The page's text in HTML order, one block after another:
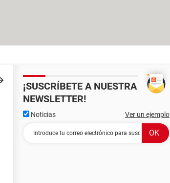
¡SUSCRÍBETE A NUESTRA
NEWSLETTER!
Noticias Ver un ejemplo